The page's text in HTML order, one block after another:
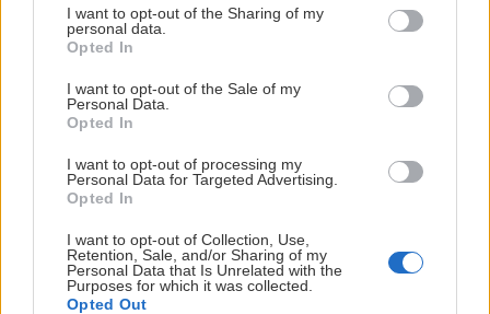
not limited to your visit or usage behaviour. You may click to
grant or deny consent to Google and its third-party tags to
use your data for below specified purposes in below Google
consent section.
I want to opt-out of the Sharing of my
personal data.
Opted In
I want to opt-out of the Sale of my
Personal Data.
Opted In
I want to opt-out of processing my
Personal Data for Targeted Advertising.
Opted In
I want to opt-out of Collection, Use,
Retention, Sale, and/or Sharing of my
Personal Data that Is Unrelated with the
Purposes for which it was collected.
Opted Out